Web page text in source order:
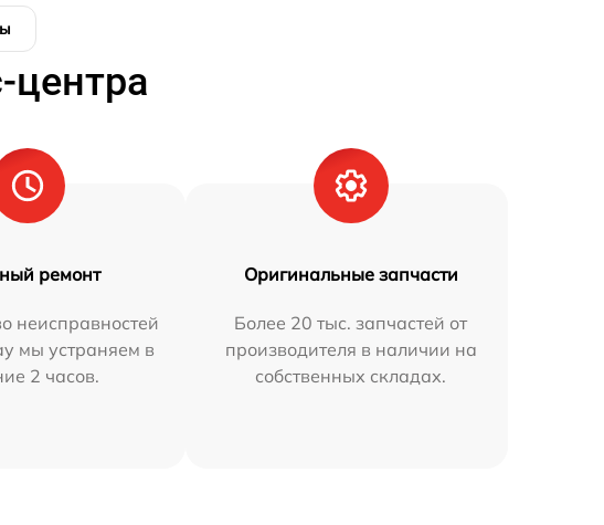
ремонт
неисправностей
мы устраняем в
2 часов.
Оригинальные запчасти
Более 20 тыс. запчастей от
производителя в наличии на
собственных складах.